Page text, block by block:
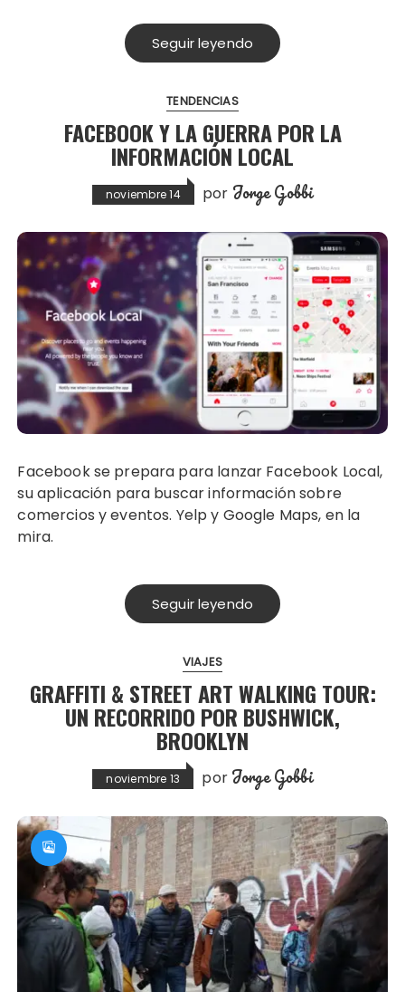
Seguir leyendo
TENDENCIAS
FACEBOOK Y LA GUERRA POR LA
INFORMACIÓN LOCAL
noviembre 14 por Jorge Gobbi
Facebook se prepara para lanzar Facebook Local,
su aplicación para buscar información sobre
comercios y eventos. Yelp y Google Maps, en la
mira.
Seguir leyendo
VIAJES
GRAFFITI & STREET ART WALKING TOUR:
UN RECORRIDO POR BUSHWICK,
BROOKLYN
noviembre 13 por Jorge Gobbi